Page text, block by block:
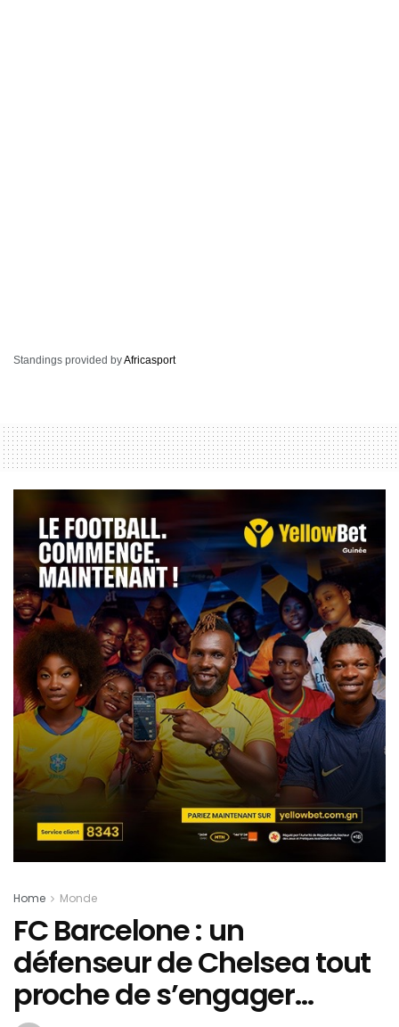
Standings provided byAfricasport
Home Monde
FC Barcelone : un
défenseur de Chelsea tout
proche de s’engager…